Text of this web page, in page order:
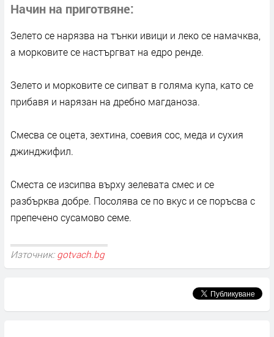
Начин на приготвяне
Зелето се нарязва на тънки ивици и леко се намачква,
а морковите се настъргват на едро ренде.
Зелето и морковите се сипват в голяма купа, като се
прибавя и нарязан на дребно магданоза.
Смесва се оцета, зехтина, соевия сос, меда и сухия
джинджифил.
Сместа се изсипва върху зелевата смес и се
разбърква добре. Посолява се по вкус и се поръсва с
препечено сусамово семе.
Източник: gotvach.bg